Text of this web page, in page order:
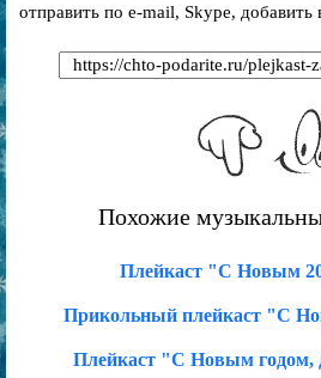
отправить по e-mail, Skype,
Похожие
Плейкаст "С Новым
Прикольный плейкаст "С
Плейкаст "С Новым годом,